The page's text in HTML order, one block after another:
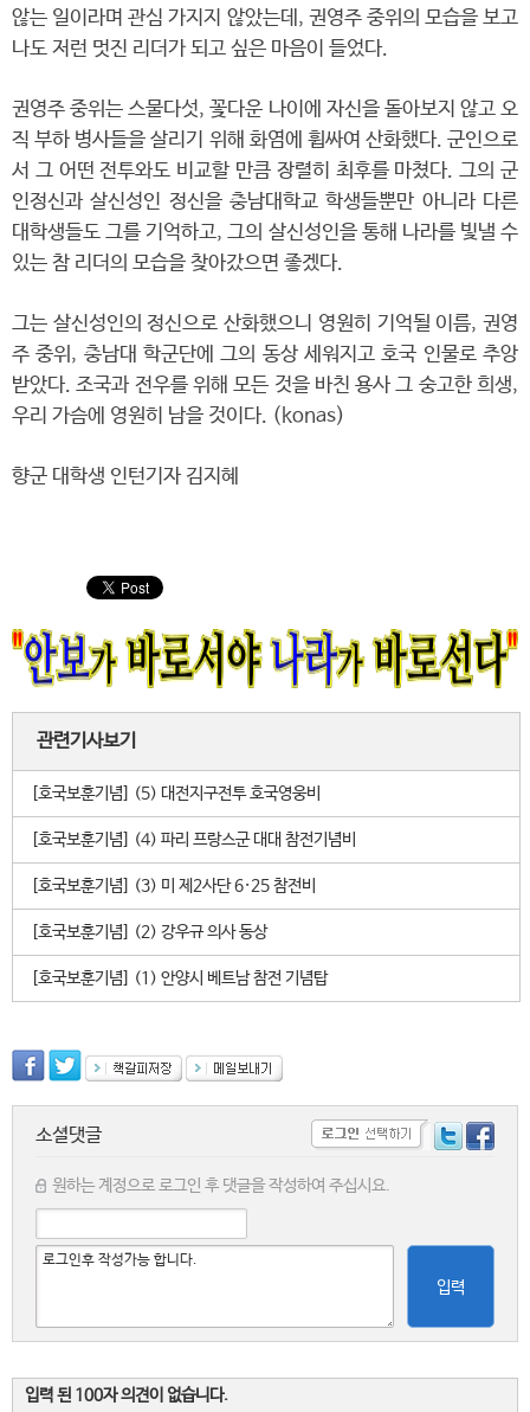
않는 일이라며 관심 가지지 않았는데, 권영주 중위의 모습을 보고
나도 저런 멋진 리더가 되고 싶은 마음이 들었다.
권영주 중위는 스물다섯, 꽃다운 나이에 자신을 돌아보지 않고 오
직 부하 병사들을 살리기 위해 화염에 휩싸여 산화했다. 군인으로
서 그 어떤 전투와도 비교할 만큼 장렬히 최후를 마쳤다. 그의 군
인정신과 살신성인 정신을 충남대학교 학생들뿐만 아니라 다른
대학생들도 그를 기억하고, 그의 살신성인을 통해 나라를 빛낼 수
있는 참 리더의 모습을 찾아갔으면 좋겠다.
그는 살신성인의 정신으로 산화했으니 영원히 기억될 이름, 권영
주 중위, 충남대 학군단에 그의 동상 세워지고 호국 인물로 추앙
받았다. 조국과 전우를 위해 모든 것을 바친 용사 그 숭고한 희생,
우리 가슴에 영원히 남을 것이다. (konas)
향군 대학생 인턴기자 김지혜
관련기사보기
[호국보훈기념] (5) 대전지구전투 호국영웅비
[호국보훈기념] (4) 파리 프랑스군 대대 참전기념비
[호국보훈기념] (3) 미 제2사단 6·25 참전비
[호국보훈기념] (2) 강우규 의사 동상
[호국보훈기념] (1) 안양시 베트남 참전 기념탑
소셜댓글
원하는 계정으로 로그인 후 댓글을 작성하여 주십시요.
입력
입력 된 100자 의견이 없습니다.